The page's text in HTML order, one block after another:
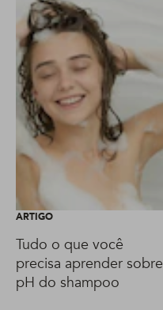
ARTIGO
Tudo o que você
precisa aprender sobre
pH do shampoo